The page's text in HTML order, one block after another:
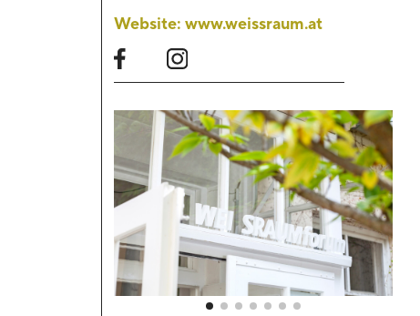
Website:www.weissraum.at
Newsletter
Glossar
Downloads
Suche